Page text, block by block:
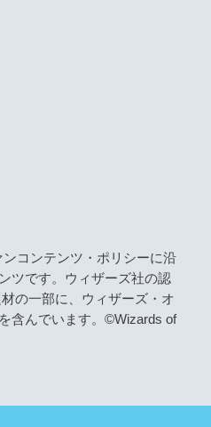
コンテンツ・ポリシーに沿
ツです。ウィザーズ社の認
の一部に、ウィザーズ・オ
含んでいます。©Wizards of